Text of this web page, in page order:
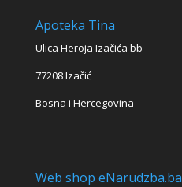
Apoteka Tina
Ulica Heroja Izačića bb
77208 Izačić
Bosna i Hercegovina
Web shop eNarudzba.ba